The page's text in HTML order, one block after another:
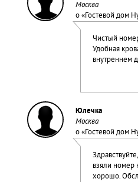
Москва
о «Гостевой дом
Чистый
Удобная
внутреннем
Юлечка
Москва
о «Гостевой дом
взяли номер
хорошо.